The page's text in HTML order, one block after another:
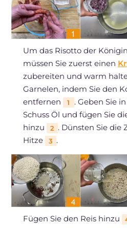
Um das Risotto der
müssen Sie zuerst einen
zubereiten und warm
Garnelen, indem Sie den
entfernen
1
. Geben Sie
Schuss Öl und fügen Sie
hinzu
2 . Dünsten Sie die
Hitze
3 .
Fügen Sie den Reis hinzu